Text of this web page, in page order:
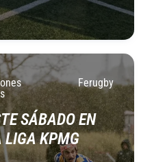
Ferugby
SÁBADO EN
LIGA KPMG